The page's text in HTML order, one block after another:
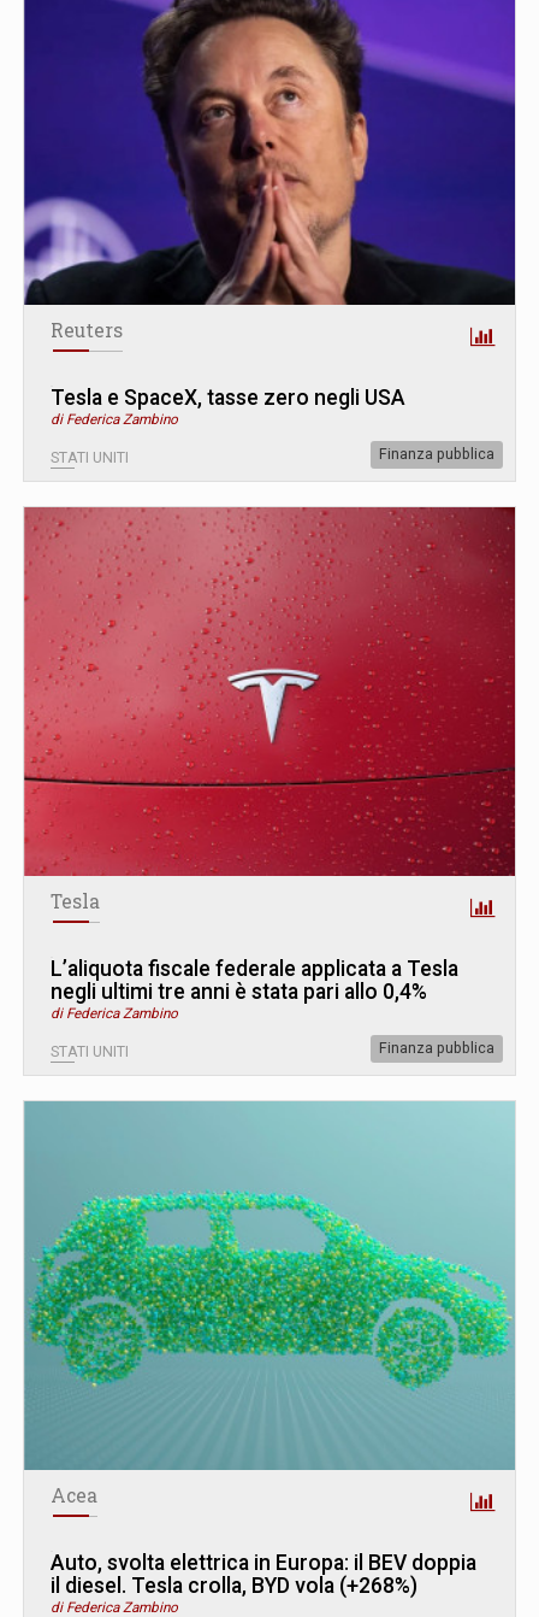
Reuters
Tesla e SpaceX, tasse zero negli USA
di Federica Zambino
STATI UNITI Finanza pubblica
Tesla
L’aliquota fiscale federale applicata a Tesla
negli ultimi tre anni è stata pari allo 0,4%
di Federica Zambino
STATI UNITI Finanza pubblica
Acea
Auto, svolta elettrica in Europa: il BEV doppia
il diesel. Tesla crolla, BYD vola (+268%)
di Federica Zambino